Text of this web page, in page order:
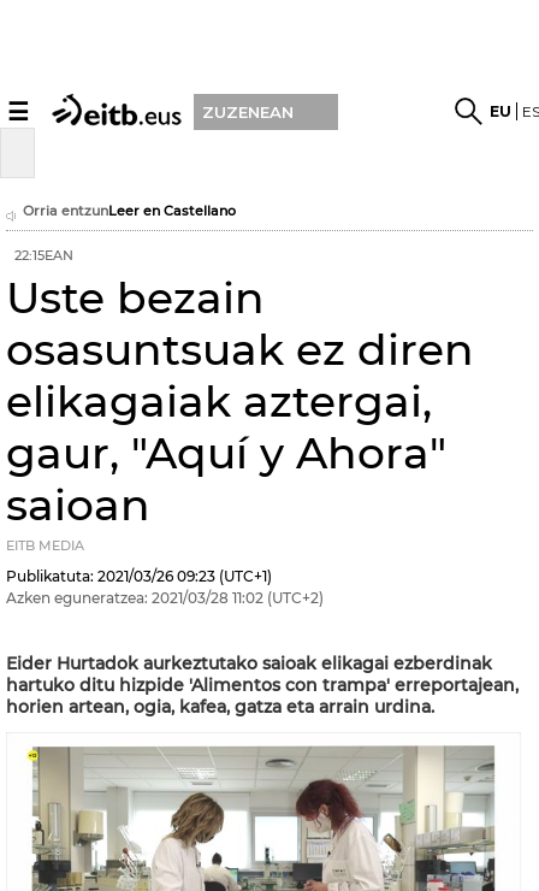
☰ ZUZENEAN EU
Orria entzunLeer en Castellano
22:15EAN
Uste bezain
osasuntsuak ez diren
elikagaiak aztergai,
gaur, "Aquí y Ahora"
saioan
EITB MEDIA
Publikatuta: 2021/03/26 09:23 (UTC+1)
Azken eguneratzea: 2021/03/28 11:02 (UTC+2)
Eider Hurtadok aurkeztutako saioak elikagai ezberdinak
hartuko ditu hizpide 'Alimentos con trampa' erreportajean,
horien artean, ogia, kafea, gatza eta arrain urdina.